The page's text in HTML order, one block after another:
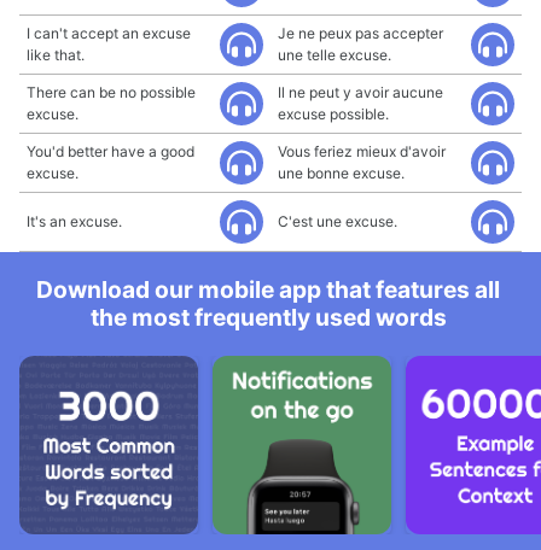
I can't accept an excuse
like that.
Je ne peux pas accepter
une telle excuse.
There can be no possible
excuse.
Il ne peut y avoir aucune
excuse possible.
You'd better have a good
excuse.
Vous feriez mieux d'avoir
une bonne excuse.
It's an excuse. C'est une excuse.
Download our mobile app that features all
the most frequently used words